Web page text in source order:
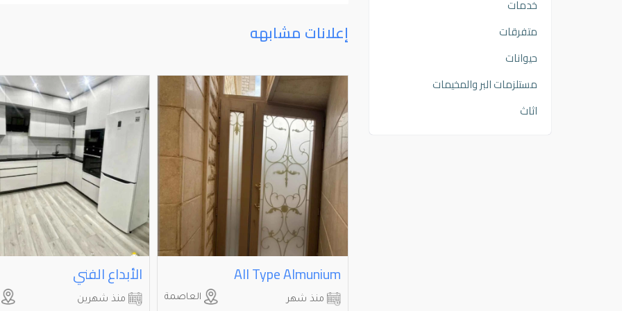
إعلانات مشابهه
All Type Almunium
العاصمة منذ شهر
الأبداع الفني
منذ شهرين
خدمات
متفرقات
حيوانات
مستلزمات البر والمخيمات
اثاث